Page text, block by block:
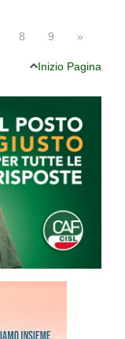
8 9 »
Inizio Pagina